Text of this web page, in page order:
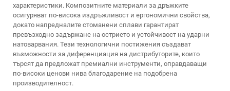
характеристики. Композитните материали за дръжките
осигуряват по-висока издръжливост и ергономични свойства,
докато напредналите стоманени сплави гарантират
превъзходно задържане на острието и устойчивост на ударни
натоварвания. Тези технологични постижения създават
възможности за диференциация на дистрибуторите, които
търсят да предложат премиални инструменти, оправдаващи
по-високи ценови нива благодарение на подобрена
производителност.